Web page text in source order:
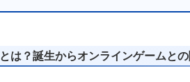
は？誕生からオンラインゲームとの